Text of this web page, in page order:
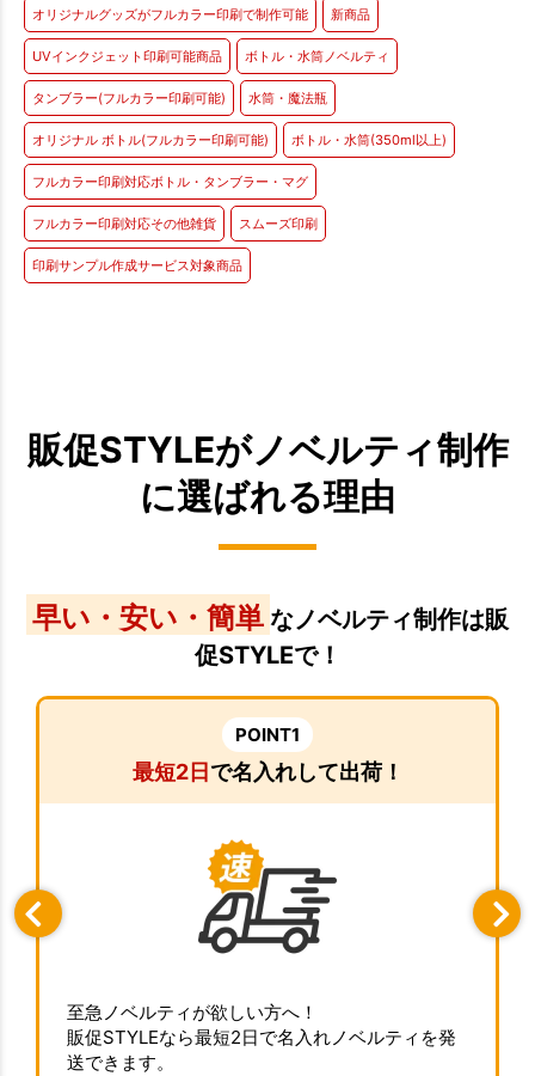
オリジナルグッズがフルカラー印刷で制作可能 新商品
UVインクジェット印刷可能商品 ボトル・水筒ノベルティ
タンブラー(フルカラー印刷可能) 水筒・魔法瓶
オリジナル ボトル(フルカラー印刷可能) ボトル・水筒(350ml以上)
フルカラー印刷対応ボトル・タンブラー・マグ
フルカラー印刷対応その他雑貨 スムーズ印刷
印刷サンプル作成サービス対象商品
販促STYLEがノベルティ制作
に選ばれる理由
早い・安い・簡単 なノベルティ制作は販
促STYLEで！
POINT1
最短2日 で名入れして出荷！
至急ノベルティが欲しい方へ！
販促STYLEなら最短2日で名入れノベルティを発
送できます。